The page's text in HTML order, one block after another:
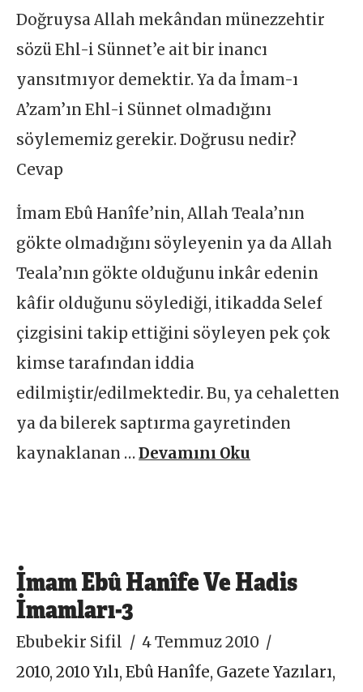
Doğruysa Allah mekândan münezzehtir
sözü Ehl-i Sünnet’e ait bir inancı
yansıtmıyor demektir. Ya da İmam-ı
A’zam’ın Ehl-i Sünnet olmadığını
söylememiz gerekir. Doğrusu nedir?
Cevap
İmam Ebû Hanîfe’nin, Allah Teala’nın
gökte olmadığını söyleyenin ya da Allah
Teala’nın gökte olduğunu inkâr edenin
kâfir olduğunu söylediği, itikadda Selef
çizgisini takip ettiğini söyleyen pek çok
kimse tarafından iddia
edilmiştir/edilmektedir. Bu, ya cehaletten
ya da bilerek saptırma gayretinden
kaynaklanan …Devamını Oku
İmam Ebû Hanîfe Ve Hadis
İmamları-3
Ebubekir Sifil
4 Temmuz 2010
2010,2010 Yılı,Ebû Hanîfe, Gazete Yazıları,